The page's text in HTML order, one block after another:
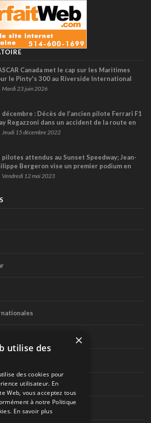
Canada met le cap sur les Maritimes
le Pinty's 300 au Riverside International
Mardi 23 juin 2026
décembre : Décès de l’ancien pilote Ferrari F1
Regazzoni dans un accident de la route en
Jeudi 15 décembre 2022
pilotes attendus au Sunset Speedway; Jean-
Bergeron vise un premier podium en
Pinty’s
Vendredi 12 mai 2023
×
utilise des
des cookies pour
utilisateur. En
Web, vous acceptez tous
à notre Politique
En savoir plus